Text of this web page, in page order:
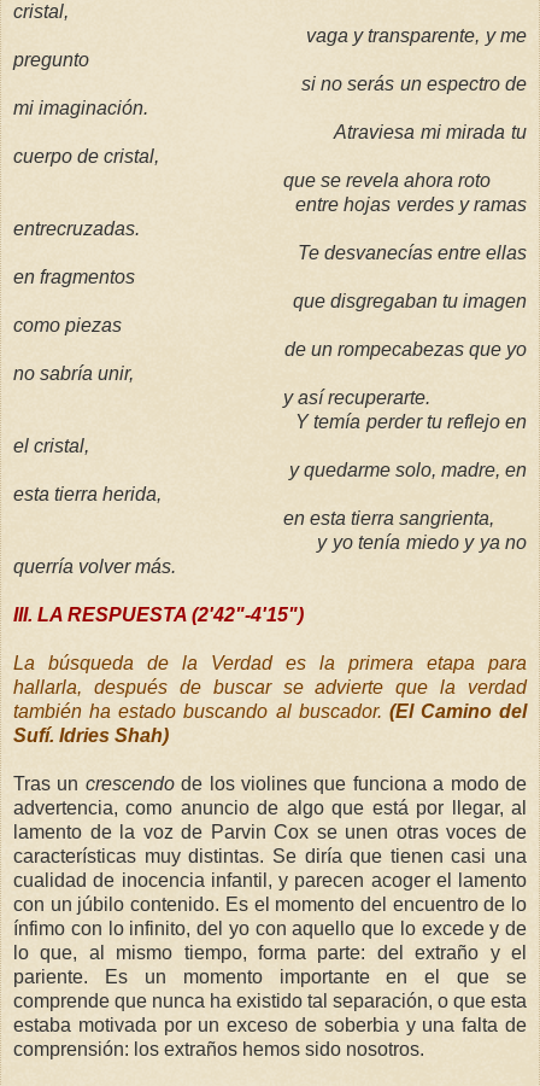
cristal,
vaga y transparente, y me
pregunto
si no serás un espectro de
mi imaginación.
Atraviesa mi mirada tu
cuerpo de cristal,
que se revela ahora roto
entre hojas verdes y ramas
entrecruzadas.
Te desvanecías entre ellas
en fragmentos
que disgregaban tu imagen
como piezas
de un rompecabezas que yo
no sabría unir,
y así recuperarte.
Y temía perder tu reflejo en
el cristal,
y quedarme solo, madre, en
esta tierra herida,
en esta tierra sangrienta,
y yo tenía miedo y ya no
querría volver más.
III. LA RESPUESTA (2'42"-4'15")
La búsqueda de la Verdad es la primera etapa para
hallarla, después de buscar se advierte que la verdad
también ha estado buscando al buscador. (El Camino del
Sufí. Idries Shah)
Tras un crescendo de los violines que funciona a modo de
advertencia, como anuncio de algo que está por llegar, al
lamento de la voz de Parvin Cox se unen otras voces de
características muy distintas. Se diría que tienen casi una
cualidad de inocencia infantil, y parecen acoger el lamento
con un júbilo contenido. Es el momento del encuentro de lo
ínfimo con lo infinito, del yo con aquello que lo excede y de
lo que, al mismo tiempo, forma parte: del extraño y el
pariente. Es un momento importante en el que se
comprende que nunca ha existido tal separación, o que esta
estaba motivada por un exceso de soberbia y una falta de
comprensión: los extraños hemos sido nosotros.